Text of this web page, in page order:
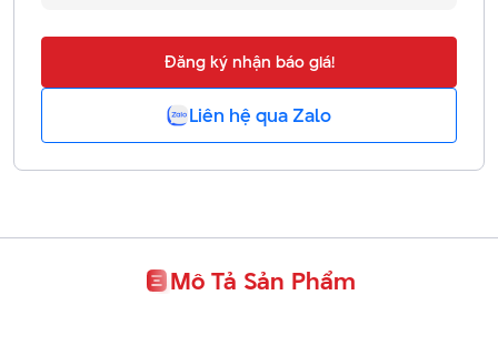
Đăng ký nhận báo giá!
Liên hệ qua Zalo
Mô Tả Sản Phẩm